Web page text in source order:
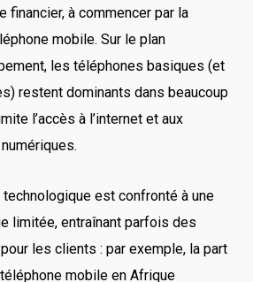
financier, à commencer par la
mobile. Sur le plan
les téléphones basiques (et
restent dominants dans beaucoup
l’accès à l’internet et aux
technologique est confronté à une
limitée, entraînant parfois des
les clients : par exemple, la part
mobile en Afrique